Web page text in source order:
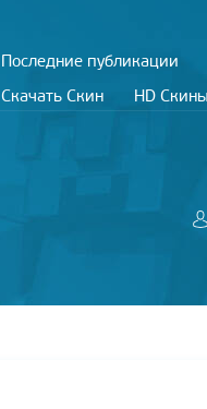
Последние публикации
Скачать Скин
HD Скины